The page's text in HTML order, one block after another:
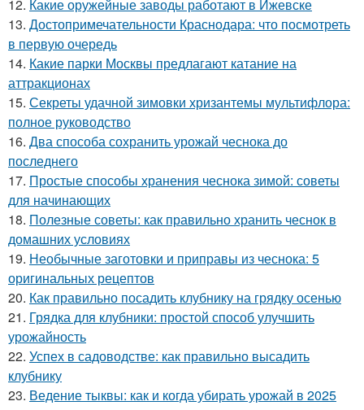
12. Какие оружейные заводы работают в Ижевске
13. Достопримечательности Краснодара: что посмотреть
в первую очередь
14. Какие парки Москвы предлагают катание на
аттракционах
15. Секреты удачной зимовки хризантемы мультифлора:
полное руководство
16. Два способа сохранить урожай чеснока до
последнего
17. Простые способы хранения чеснока зимой: советы
для начинающих
18. Полезные советы: как правильно хранить чеснок в
домашних условиях
19. Необычные заготовки и приправы из чеснока: 5
оригинальных рецептов
20. Как правильно посадить клубнику на грядку осенью
21. Грядка для клубники: простой способ улучшить
урожайность
22. Успех в садоводстве: как правильно высадить
клубнику
23. Ведение тыквы: как и когда убирать урожай в 2025